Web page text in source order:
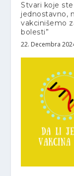
Stvari koje
jednostavno,
vakcinišemo
bolesti”
22. Decembra